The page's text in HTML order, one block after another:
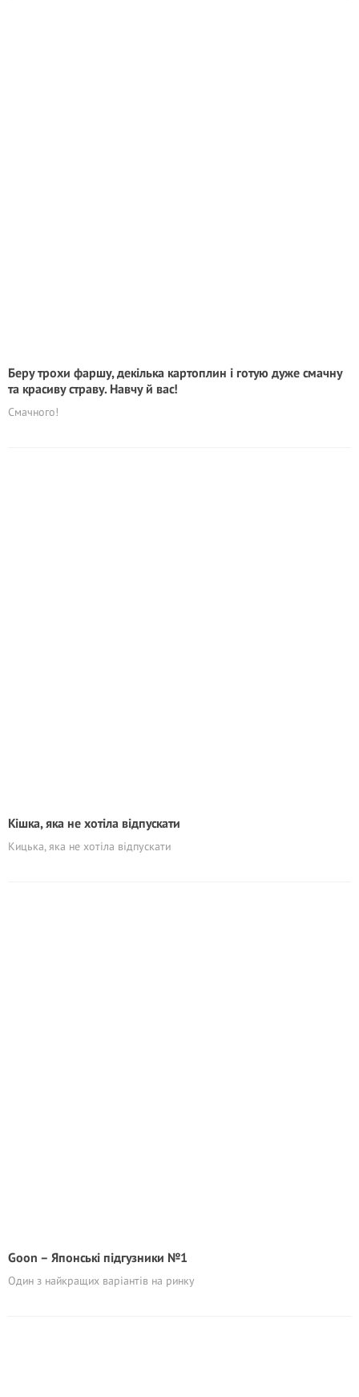
Беру трохи фаршу, декілька картоплин і готую дуже смачну
та красиву страву. Навчу й вас!
Смачного!
Кішка, яка не хотіла відпускати
Кицька, яка не хотіла відпускати
Goon – Японські підгузники №1
Один з найкращих варіантів на ринку